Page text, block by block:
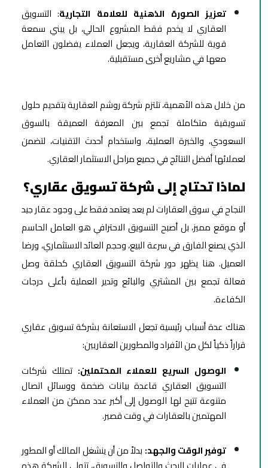
تعزيز الصورة الذهنية للعلامة التجارية: التسويق
العقاري لا يخدم فقط المشروع الحالي، بل يبني سمعة
قوية للشركة العقارية، ويجعل العملاء يفضلون التعامل
معها في مشاريع أخرى مستقبلية.
من خلال هذه الأهمية، تلتزم شركة روشم العقارية بتقديم حلول
تسويقية متكاملة تجمع بين المعرفة العميقة بالسوق
السعودي، والخبرة العملية، واستخدام أحدث التقنيات، لتضمن
لعملائها أفضل النتائج في جميع مراحل الاستثمار العقاري.
لماذا تحتاج إلى شركة تسويق عقاري؟
النجاح في سوق العقارات لم يعد يعتمد فقط على وجود عقار جيد
أو موقع مميز، بل أصبح التسويق الاحترافي هو العامل الحاسم
الذي يصنع الفارق في سرعة البيع، وحجم العائد الاستثماري، ورضا
العميل. هنا يظهر دور شركة التسويق العقاري كحلقة وصل
فعالة تجمع بين المشتري والبائع وتدير العملية بأعلى درجات
الكفاءة.
هناك عدة أسباب رئيسية تجعل الاستعانة بشركة تسويق عقاري
قراراً ذكياً لكل من الأفراد والمطورين العقاريين:
الوصول السريع للعملاء المحتملين: تمتلك شركات
التسويق العقاري قاعدة بيانات ضخمة ووسائل اتصال
متنوعة تتيح لها الوصول إلى أكبر عدد ممكن من العملاء
المهتمين بالعقارات في وقت قصير.
توفير الوقت والجهد: بدلاً من أن ينشغل المالك أو المطور